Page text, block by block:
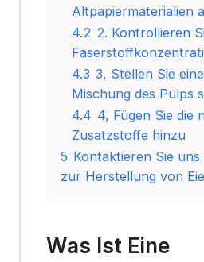
Altpapiermaterialien
4.2 2. Kontrollieren
4.3 3, Stellen Sie
Mischung des Pulps
4.4 4, Fügen Sie die
Zusatzstoffe hinzu
5 Kontaktieren Sie
zur Herstellung von
Was Ist Eine